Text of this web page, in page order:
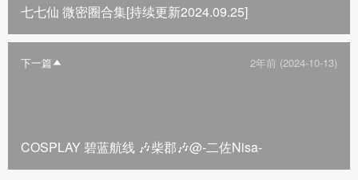
七七仙 微密圈合集[持续更新2024.09.25]
下一篇 2年前 (2024-10-13)
COSPLAY 碧蓝航线 🎶柴郡🎶@-二佐Nisa-